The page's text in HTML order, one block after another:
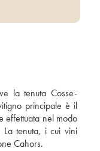
la tenuta Cosse-
principale è il
effettuata nel modo
La tenuta, i cui vini
Cahors.